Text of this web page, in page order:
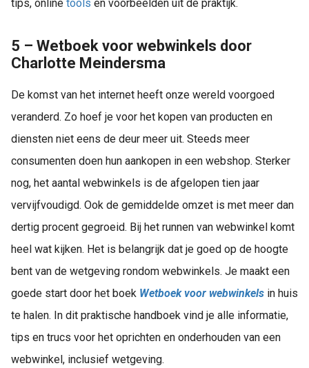
tips, online tools en voorbeelden uit de praktijk.
5 – Wetboek voor webwinkels door
Charlotte Meindersma
De komst van het internet heeft onze wereld voorgoed
veranderd. Zo hoef je voor het kopen van producten en
diensten niet eens de deur meer uit. Steeds meer
consumenten doen hun aankopen in een webshop. Sterker
nog, het aantal webwinkels is de afgelopen tien jaar
vervijfvoudigd. Ook de gemiddelde omzet is met meer dan
dertig procent gegroeid. Bij het runnen van webwinkel komt
heel wat kijken. Het is belangrijk dat je goed op de hoogte
bent van de wetgeving rondom webwinkels. Je maakt een
goede start door het boek Wetboek voor webwinkels in huis
te halen. In dit praktische handboek vind je alle informatie,
tips en trucs voor het oprichten en onderhouden van een
webwinkel, inclusief wetgeving.